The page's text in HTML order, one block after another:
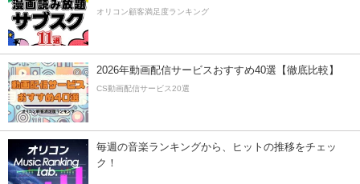
オリコン顧客満足度ランキング
2026年動画配信サービスおすすめ40選【徹底比較】
CS動画配信サービス20選
毎週の音楽ランキングから、ヒットの推移をチェッ
ク！